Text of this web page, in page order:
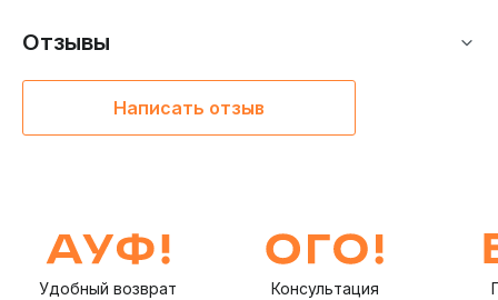
Отзывы
Написать отзыв
Удобный возврат
Консультация